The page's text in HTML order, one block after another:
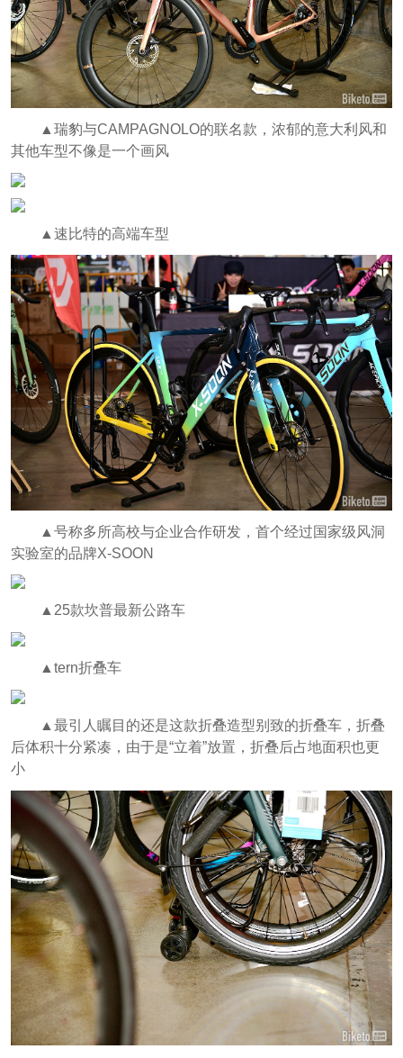
▲瑞豹与CAMPAGNOLO的联名款，浓郁的意大利风和
其他车型不像是一个画风
▲速比特的高端车型
▲号称多所高校与企业合作研发，首个经过国家级风洞
实验室的品牌X-SOON
▲25款坎普最新公路车
▲tern折叠车
▲最引人瞩目的还是这款折叠造型别致的折叠车，折叠
后体积十分紧凑，由于是“立着”放置，折叠后占地面积也更
小